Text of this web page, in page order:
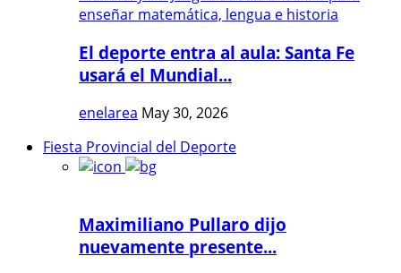
El deporte entra al aula: Santa Fe
usará el Mundial...
enelarea May 30, 2026
Fiesta Provincial del Deporte
Maximiliano Pullaro dijo
nuevamente presente...